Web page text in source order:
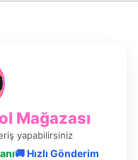
Mağazası
yapabilirsiniz
🚚 Hızlı Gönderim